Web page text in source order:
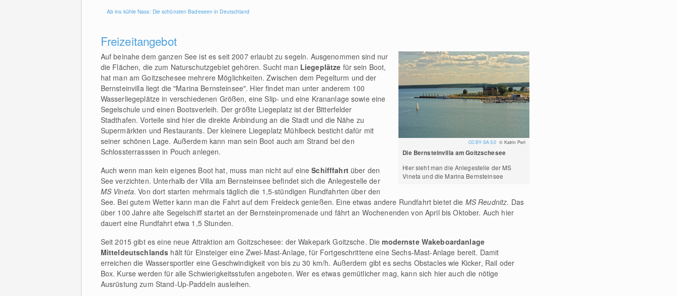
Ab ins kühle Nass: Die schönsten Badeseen in Deutschland
Freizeitangebot
CC BY-SA 3.0 © Katrin Perl
Die Bernsteinvilla am Goitzschesee
Hier sieht man die Anlegestelle der MS
Vineta und die Marina Bernsteinsee
Auf beinahe dem ganzen See ist es seit 2007 erlaubt zu segeln. Ausgenommen sind nur
die Flächen, die zum Naturschutzgebiet gehören. Sucht man Liegeplätze für sein Boot,
hat man am Goitzschesee mehrere Möglichkeiten. Zwischen dem Pegelturm und der
Bernsteinvilla liegt die "Marina Bernsteinsee". Hier findet man unter anderem 100
Wasserliegeplätze in verschiedenen Größen, eine Slip- und eine Krananlage sowie eine
Segelschule und einen Bootsverleih. Der größte Liegeplatz ist der Bitterfelder
Stadthafen. Vorteile sind hier die direkte Anbindung an die Stadt und die Nähe zu
Supermärkten und Restaurants. Der kleinere Liegeplatz Mühlbeck besticht dafür mit
seiner schönen Lage. Außerdem kann man sein Boot auch am Strand bei den
Schlossterrasssen in Pouch anlegen.
Auch wenn man kein eigenes Boot hat, muss man nicht auf eineSchifffahrt über den
See verzichten. Unterhalb der Villa am Bernsteinsee befindet sich die Anlegestelle der
MS Vineta. Von dort starten mehrmals täglich die 1,5-stündigen Rundfahrten über den
See. Bei gutem Wetter kann man die Fahrt auf dem Freideck genießen. Eine etwas andere Rundfahrt bietet die MS Reudnitz. Das
über 100 Jahre alte Segelschiff startet an der Bernsteinpromenade und fährt an Wochenenden von April bis Oktober. Auch hier
dauert eine Rundfahrt etwa 1,5 Stunden.
Seit 2015 gibt es eine neue Attraktion am Goitzschesee: der Wakepark Goitzsche. Diemodernste Wakeboardanlage
Mitteldeutschlands hält für Einsteiger eine Zwei-Mast-Anlage, für Fortgeschrittene eine Sechs-Mast-Anlage bereit. Damit
erreichen die Wassersportler eine Geschwindigkeit von bis zu 30 km/h. Außerdem gibt es sechs Obstacles wie Kicker, Rail oder
Box. Kurse werden für alle Schwierigkeitsstufen angeboten. Wer es etwas gemütlicher mag, kann sich hier auch die nötige
Ausrüstung zum Stand-Up-Paddeln ausleihen.